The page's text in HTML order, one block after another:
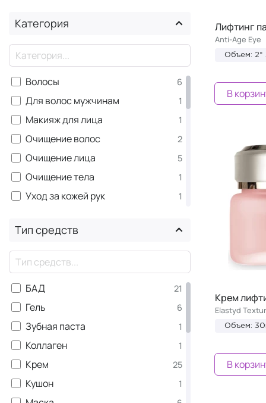
Категория
Волосы 6
Для волос мужчинам 1
Макияж для лица 1
Очищение волос 2
Очищение лица 5
Очищение тела 1
Уход за кожей рук 1
Лицо 53
Уход за волосами 3
Уход за лицом 41
Уход за полостью рта 1
Уход за телом 6
Тело 7
Уход для кожи вокруг глаз 7
Витамины и комплексы для
мужчин
1
Руки 1
Тип средств
БАД 21
Гель 6
Зубная паста 1
Коллаген 1
Крем 25
Кушон 1
Лифтинг
Anti-Age Eye
Объем: 2*
В
Крем
Elastyd
Объем:
В